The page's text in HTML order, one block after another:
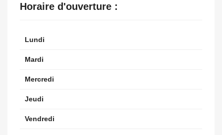
Horaire d'ouverture :
Lundi
Mardi
Mercredi
Jeudi
Vendredi